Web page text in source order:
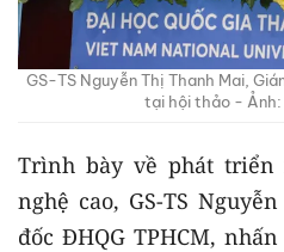
GS-TS Nguyễn Thị Thanh Mai,
tại hội thảo - Ảnh:
Trình bày về phát triển
nghệ cao, GS-TS
đốc ĐHQG TPHCM,